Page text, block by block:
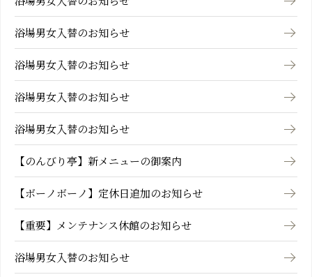
浴場男女入替のお知らせ
浴場男女入替のお知らせ
浴場男女入替のお知らせ
浴場男女入替のお知らせ
【のんびり亭】新メニューの御案内
【ボーノボーノ】定休日追加のお知らせ
【重要】メンテナンス休館のお知らせ
浴場男女入替のお知らせ